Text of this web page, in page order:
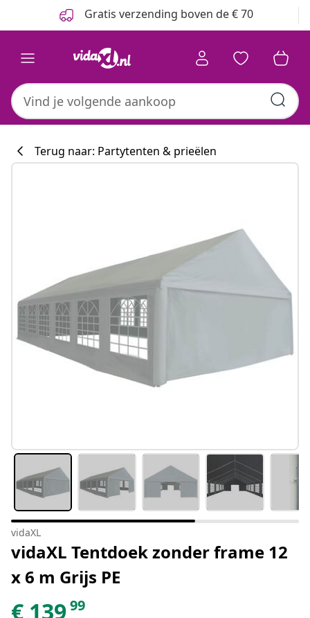
Gratis verzending boven de € 70
Terug naar: Partytenten & prieëlen
vidaXL
vidaXL Tentdoek zonder frame 12
x 6 m Grijs PE
€ 13999